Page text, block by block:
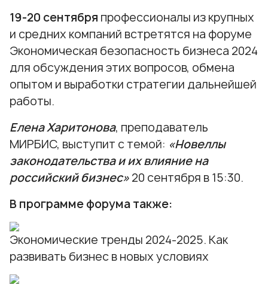
19-20 сентября профессионалы из крупных
и средних компаний встретятся на форуме
Экономическая безопасность бизнеса 2024
для обсуждения этих вопросов, обмена
опытом и выработки стратегии дальнейшей
работы.
Елена Харитонова, преподаватель
МИРБИС, выступит с темой: «Новеллы
законодательства и их влияние на
российский бизнес»20 сентября в 15:30.
В программе форума также:
Экономические тренды 2024-2025. Как
развивать бизнес в новых условиях